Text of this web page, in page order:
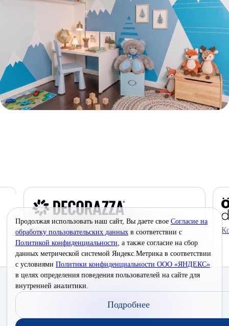
Инновационные краски премиум-класса
© 2026 Interra Deco Group
Согласие на обработку персональных данных
Публичная оферта
Продолжая использовать наш сайт, Вы даете свое Согласие на
обработку пользовательских данных в соответствии с
Политикой конфиденциальности, а также согласие на сбор
данных метрической системой Яндекс.Метрика в соответствии
с условиями Политики конфиденциальности ООО «ЯНДЕКС»
в целях определения поведения пользователей на сайте для
внутренней аналитики.
Подробнее